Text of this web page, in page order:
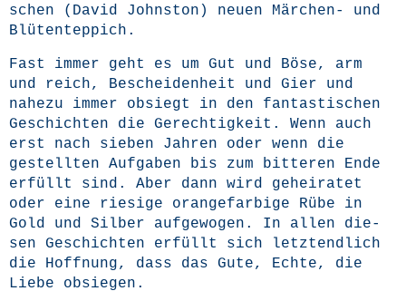
schen (David John­s­ton) neu­en Mär­chen- und
Blütenteppich.
Fast immer geht es um Gut und Böse, arm
und reich, Beschei­den­heit und Gier und
nahe­zu immer obsiegt in den fan­tas­ti­schen
Geschich­ten die Gerech­tig­keit. Wenn auch
erst nach sie­ben Jah­ren oder wenn die
gestell­ten Auf­ga­ben bis zum bit­te­ren Ende
erfüllt sind. Aber dann wird gehei­ra­tet
oder eine rie­si­ge oran­ge­far­bi­ge Rübe in
Gold und Sil­ber auf­ge­wo­gen. In allen die­
sen Geschich­ten erfüllt sich letzt­end­lich
die Hoff­nung, dass das Gute, Ech­te, die
Lie­be obsiegen.